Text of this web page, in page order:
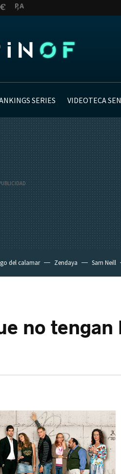
SERIES VIDEOTECA
del calamar Zendaya Sam Neill
no tengan